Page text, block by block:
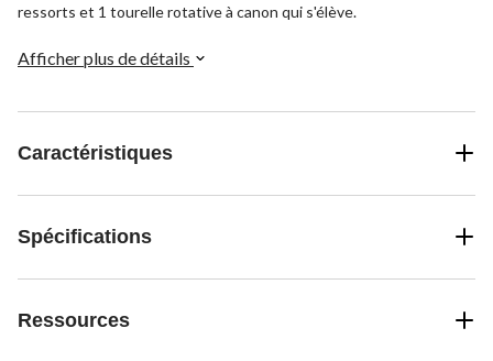
ressorts et 1 tourelle rotative à canon qui s'élève.
Afficher plus de détails
Caractéristiques
Spécifications
Ressources